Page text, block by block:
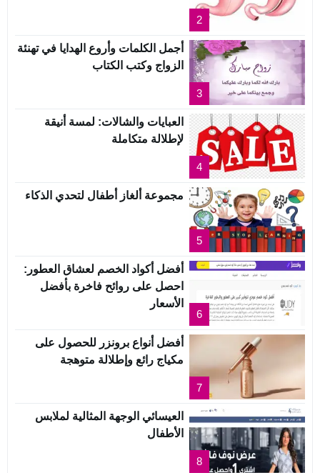
2
3
أجمل الكلمات وأروع الهدايا في تهنئة
الزواج وكتب الكتاب
4
العبايات والشالات: لمسة أنيقة
لإطلالة متكاملة
5
مجموعة ألغاز أطفال لتحدي الذكاء
6
أفضل أكواد الخصم لعشاق العطور:
احصل على روائح فاخرة بأفضل
الأسعار
7
أفضل أنواع برونزر للحصول على
مكياج رائع وإطلالة متوهجة
8
العيسائي الوجهة المثالية لملابس
الأطفال